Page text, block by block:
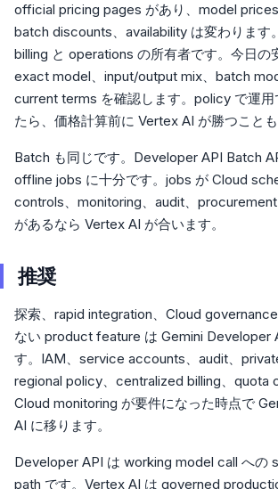
official pricing pages があり、model prices
batch discounts、availability は変わります
billing と operations の所有者です。今日の
exact model、input/output mix、batch
current terms を確認します。policy で運用
たら、価格計算前に Vertex AI が勝つことも
Batch も同じです。Developer API Batch
offline jobs に十分です。jobs が Cloud
controls、monitoring、audit、
があるなら Vertex AI が合います。
推奨
探索、rapid integration、Cloud
ない product feature は Gemini Developer
す。IAM、service accounts、audit、
regional policy、centralized billing、quota
Cloud monitoring が要件になった時点で
AI に移ります。
Developer API は working model call への
path です。Vertex AI は governed